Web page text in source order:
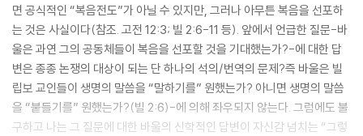
면 공식적인 “복음전도”가 아닐 수 있지만, 그러나 아무튼 복음을 선포하
는 것은 사실이다(참조. 고전 12:3; 빌 2:6-11 등). 앞에서 언급한 질문-바
울은 과연 그의 공동체들이 복음을 선포할 것을 기대했는가?-에 대한 답
변은 종종 논쟁의 대상이 되는 단 하나의 석의/번역의 문제?즉 바울은 빌
립보 교인들이 생명의 말씀을 “말하기를” 원했는가? 아니면 생명의 말씀
을 “붙들기를” 원했는가?(빌 2:6)-에 의해 좌우되지 않는다. 그럼에도 불
구하고 나는 그 질문에 대한 바울의 신학적인 답변이 자신감 넘치는 “그렇